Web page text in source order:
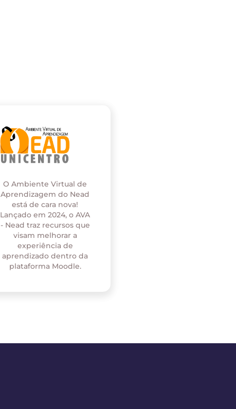
O Ambiente Virtual de
Aprendizagem do Nead
está de cara nova!
Lançado em 2024, o AVA
- Nead traz recursos que
visam melhorar a
experiência de
aprendizado dentro da
plataforma Moodle.